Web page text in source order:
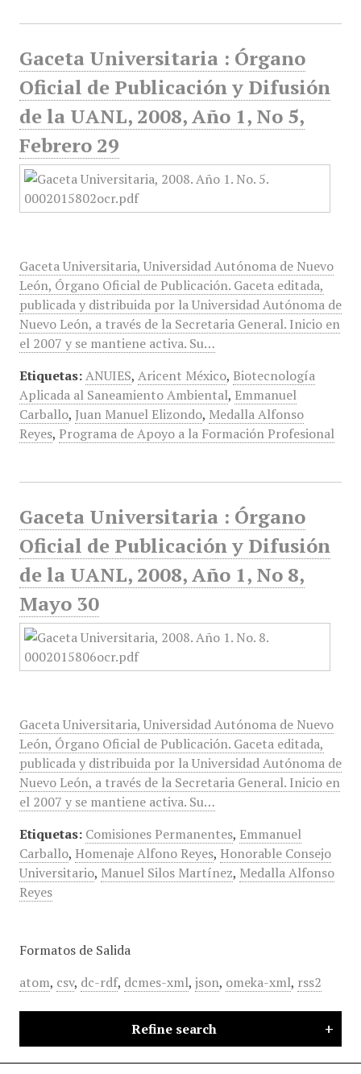
Gaceta Universitaria : Órgano
Oficial de Publicación y Difusión
de la UANL, 2008, Año 1, No 5,
Febrero 29
Gaceta Universitaria, Universidad Autónoma de Nuevo
León, Órgano Oficial de Publicación. Gaceta editada,
publicada y distribuida por la Universidad Autónoma de
Nuevo León, a través de la Secretaria General. Inicio en
el 2007 y se mantiene activa. Su…
Etiquetas: ANUIES, Aricent México, Biotecnología
Aplicada al Saneamiento Ambiental, Emmanuel
Carballo, Juan Manuel Elizondo, Medalla Alfonso
Reyes, Programa de Apoyo a la Formación Profesional
Gaceta Universitaria : Órgano
Oficial de Publicación y Difusión
de la UANL, 2008, Año 1, No 8,
Mayo 30
Gaceta Universitaria, Universidad Autónoma de Nuevo
León, Órgano Oficial de Publicación. Gaceta editada,
publicada y distribuida por la Universidad Autónoma de
Nuevo León, a través de la Secretaria General. Inicio en
el 2007 y se mantiene activa. Su…
Etiquetas: Comisiones Permanentes, Emmanuel
Carballo, Homenaje Alfono Reyes, Honorable Consejo
Universitario, Manuel Silos Martínez, Medalla Alfonso
Reyes
Formatos de Salida
atom, csv, dc-rdf, dcmes-xml, json, omeka-xml, rss2
Refine search